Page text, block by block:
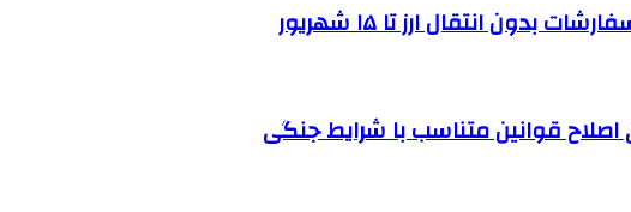
بدون انتقال ارز تا ۱۵ شهریور
قوانین متناسب با شرایط جنگی